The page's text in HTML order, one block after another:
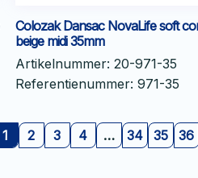
Colozak Dansac NovaLife soft
beige midi 35mm
Artikelnummer:20-971-35
Referentienummer:971-35
1 2 3 4 … 34 35 36